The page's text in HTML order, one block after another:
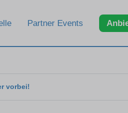
Partner Events
vorbei!